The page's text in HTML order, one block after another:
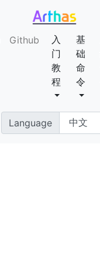
(current)
Github
入
门
教
程
基
础
命
令
Language